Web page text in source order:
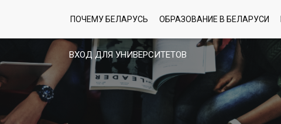
ВХОД ДЛЯ УНИВЕРСИТЕТОВ
ПОЧЕМУ БЕЛАРУСЬ ОБРАЗОВАНИЕ В БЕЛАРУСИ